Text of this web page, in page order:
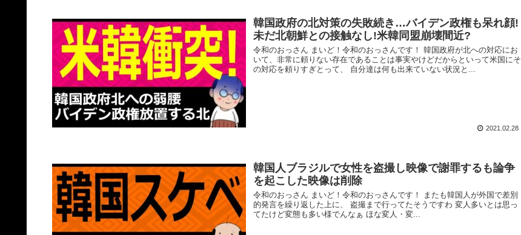
韓国政府の北対策の失敗続き…バイデン政権も呆れ顔!
未だ北朝鮮との接触なし!米韓同盟崩壊間近?
令和のおっさん まいど！令和のおっさんです！ 韓国政府が北への対応にお
いて、非常に頼りない存在であることは事実やけどだからといって米国にそ
の対応を頼りすぎとって、 自分達は何も出来ていない状況と...
2021.02.28
韓国人ブラジルで女性を盗撮し映像で謝罪するも論争
を起こした映像は削除
令和のおっさん まいど！令和のおっさんです！ またも韓国人が外国で差別
的発言を繰り返した上に、 盗撮まで行ってたそうですわ 変人多いとは思っ
てたけど変態も多い様でんなぁ ほな変人・変...